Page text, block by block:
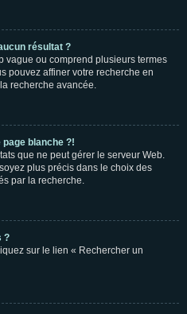
résultat ?
vague ou comprend plusieurs termes
pouvez affiner votre recherche en
recherche avancée.
blanche ?!
que ne peut gérer le serveur Web.
plus précis dans le choix des
par la recherche.
?
sur le lien « Rechercher un